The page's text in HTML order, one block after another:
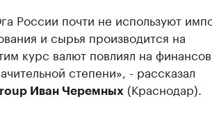
России почти не используют
и сырья производится на
курс валют повлиял на
степени», - рассказал
Иван Черемных (Краснодар).